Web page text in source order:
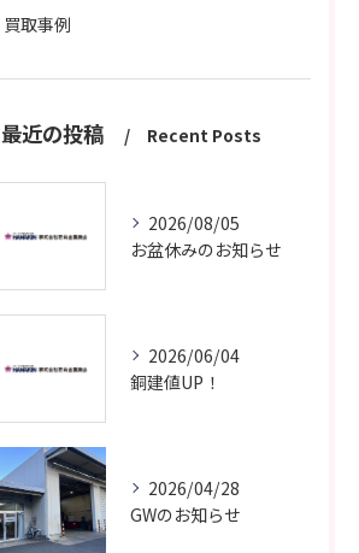
買取事例
最近の投稿 Recent Posts
2026/08/05
お盆休みのお知らせ
2026/06/04
銅建値UP！
2026/04/28
GWのお知らせ